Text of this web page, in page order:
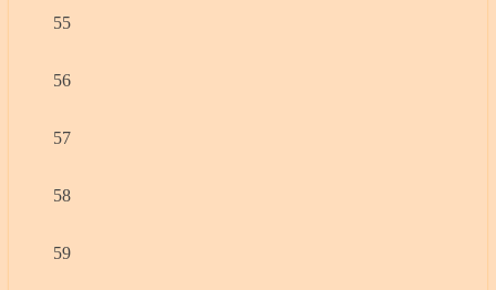
55
56
57
58
59